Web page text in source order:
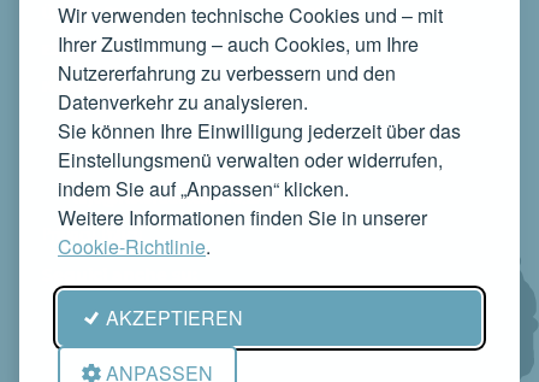
Wir verwenden technische Cookies und – mit
Ihrer Zustimmung – auch Cookies, um Ihre
Nutzererfahrung zu verbessern und den
Datenverkehr zu analysieren.
Sie können Ihre Einwilligung jederzeit über das
Einstellungsmenü verwalten oder widerrufen,
indem Sie auf „Anpassen“ klicken.
Weitere Informationen finden Sie in unserer
Cookie-Richtlinie.
AKZEPTIEREN
ANPASSEN
ÜBERNACHTEN
ESSEN
NEWS
WEB TV
KONTAKTE
MACHEN SIE IHR UNTERNEHMEN BEKANNT
KONTAKTIEREN SIE UNS, UM ES AUF DIESER WEBSITE ZU
PRÄSENTIEREN
info@rivieradelconero.tv